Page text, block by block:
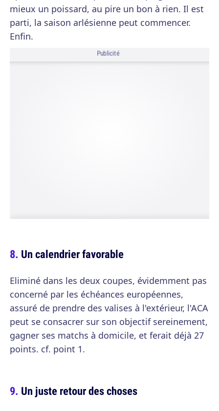
mieux un poissard, au pire un bon à rien. Il est
parti, la saison arlésienne peut commencer.
Enfin.
Publicité
Un calendrier favorable
Eliminé dans les deux coupes, évidemment pas
concerné par les échéances européennes,
assuré de prendre des valises à l'extérieur, l'ACA
peut se consacrer sur son objectif sereinement,
gagner ses matchs à domicile, et ferait déjà 27
points. cf. point 1.
Un juste retour des choses